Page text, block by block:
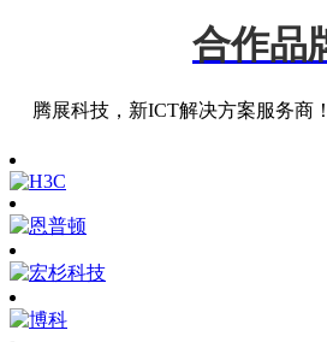
合作品
腾展科技，新ICT解决方案服务商